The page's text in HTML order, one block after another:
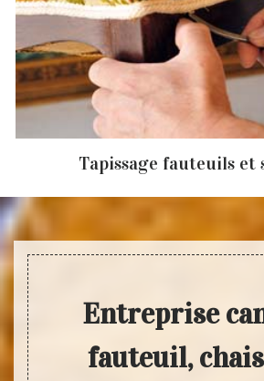
Tapissage fauteuils et
Entreprise
fauteuil,